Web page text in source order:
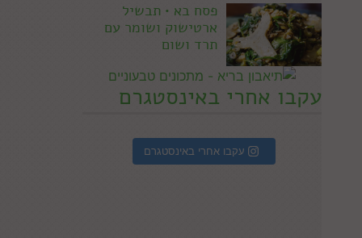
פסח בא • תבשיל
ארטישוק ושומר עם
תרד ושום
עקבו אחרי באינסטגרם
עקבו אחרי באינסטגרם